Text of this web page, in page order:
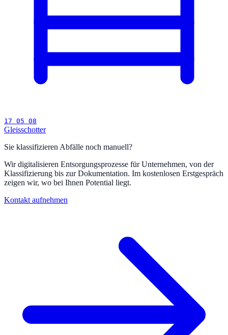
17 05 08
Gleisschotter
Sie klassifizieren Abfälle noch manuell?
Wir digitalisieren Entsorgungsprozesse für Unternehmen, von der
Klassifizierung bis zur Dokumentation. Im kostenlosen Erstgespräch
zeigen wir, wo bei Ihnen Potential liegt.
Kontakt aufnehmen